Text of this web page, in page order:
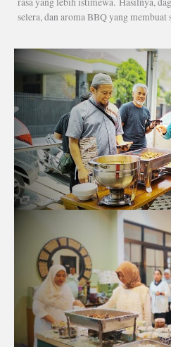
selera, dan aroma BBQ yang membuat